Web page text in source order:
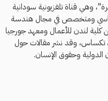
قناة تلفزيونية سودانية
ومتخصص في مجال هندسة
كلية لندن للأعمال ومعهد جورجيا
تكساس، وقد نشر مقالات حول
وحقوق الإنسان.